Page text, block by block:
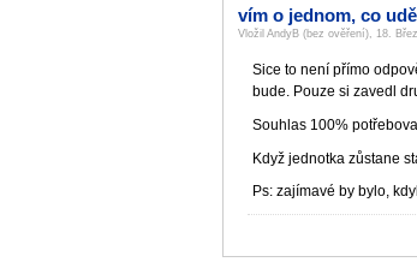
vím o jednom, co
Vložil AndyB (bez ověření), 18.
Sice to není přímo
bude. Pouze si zavedl
Souhlas 100%
Když jednotka zůstane
Ps: zajímavé by bylo,